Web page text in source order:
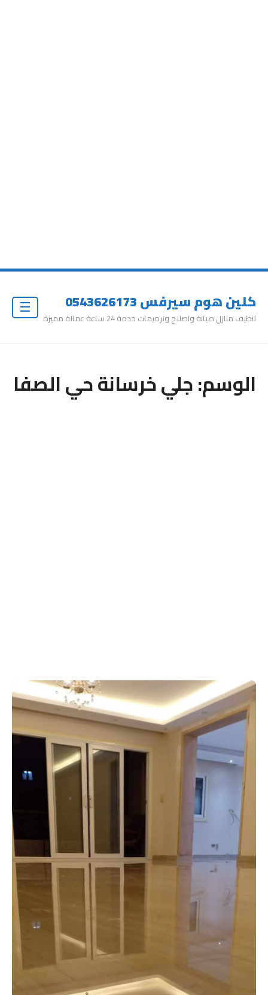
كلين هوم سيرفس 0543626173
تنظيف منازل صيانة واصلاح وترميمات خدمة 24 ساعة عمالة مميزة
الوسم:جلي خرسانة حي الصفا